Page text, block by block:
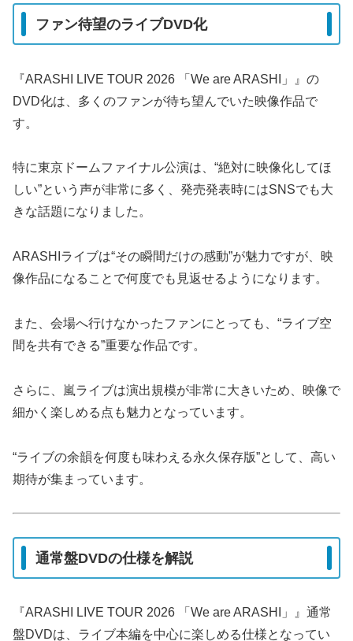
ファン待望のライブDVD化
『ARASHI LIVE TOUR 2026 「We are ARASHI」』の
DVD化は、多くのファンが待ち望んでいた映像作品で
す。
特に東京ドームファイナル公演は、“絶対に映像化してほ
しい”という声が非常に多く、発売発表時にはSNSでも大
きな話題になりました。
ARASHIライブは“その瞬間だけの感動”が魅力ですが、映
像作品になることで何度でも見返せるようになります。
また、会場へ行けなかったファンにとっても、“ライブ空
間を共有できる”重要な作品です。
さらに、嵐ライブは演出規模が非常に大きいため、映像で
細かく楽しめる点も魅力となっています。
“ライブの余韻を何度も味わえる永久保存版”として、高い
期待が集まっています。
通常盤DVDの仕様を解説
『ARASHI LIVE TOUR 2026 「We are ARASHI」』通常
盤DVDは、ライブ本編を中心に楽しめる仕様となってい